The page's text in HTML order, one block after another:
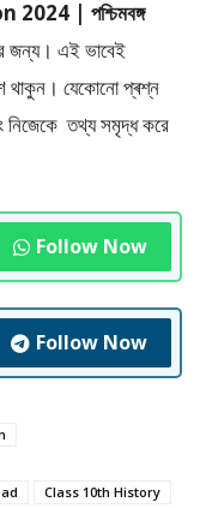
| পশ্চিমবঙ্গ
জন্য। এই ভাবেই
থাকুন। যেকোনো প্ৰশ্ন
নিজেকে তথ্য সমৃদ্ধ করে
Follow Now
Follow Now
Class 10th History